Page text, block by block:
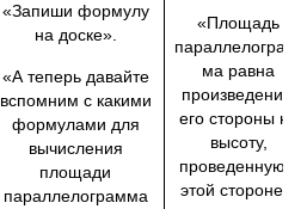
«Запиши формулу
на доске».
«А теперь давайте
вспомним с какими
формулами для
вычисления
площади
параллелограмма
«Площадь
параллелограм­
ма равна
произведению
его сторо­ны на
высоту,
проведенную к
этой стороне».